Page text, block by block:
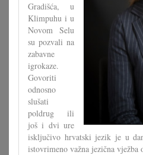
Gradišća, u
Klimpuhu i u
Novom Selu
su pozvali na
zabavne
igrokaze.
Govoriti
odnosno
slušati
poldrug ili
još i dvi ure
isključivo hrvatski jezik je u
istovrimeno važna jezična vježba